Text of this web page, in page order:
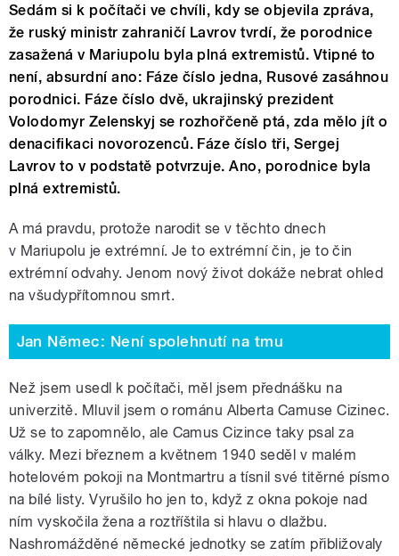
Sedám si k počítači ve chvíli, kdy se objevila zpráva,
že ruský ministr zahraničí Lavrov tvrdí, že porodnice
zasažená v Mariupolu byla plná extremistů. Vtipné to
není, absurdní ano: Fáze číslo jedna, Rusové zasáhnou
porodnici. Fáze číslo dvě, ukrajinský prezident
Volodomyr Zelenskyj se rozhořčeně ptá, zda mělo jít o
denacifikaci novorozenců. Fáze číslo tři, Sergej
Lavrov to v podstatě potvrzuje. Ano, porodnice byla
plná extremistů.
A má pravdu, protože narodit se v těchto dnech
v Mariupolu je extrémní. Je to extrémní čin, je to čin
extrémní odvahy. Jenom nový život dokáže nebrat ohled
na všudypřítomnou smrt.
Jan Němec: Není spolehnutí na tmu
Než jsem usedl k počítači, měl jsem přednášku na
univerzitě. Mluvil jsem o románu Alberta Camuse Cizinec.
Už se to zapomnělo, ale Camus Cizince taky psal za
války. Mezi březnem a květnem 1940 seděl v malém
hotelovém pokoji na Montmartru a tísnil své titěrné písmo
na bílé listy. Vyrušilo ho jen to, když z okna pokoje nad
ním vyskočila žena a roztříštila si hlavu o dlažbu.
Nashromážděné německé jednotky se zatím přibližovaly